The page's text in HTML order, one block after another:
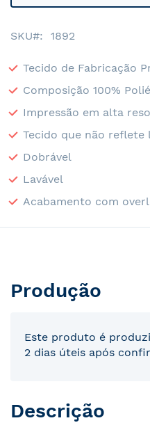
SKU 1892
Tecido de Fabricação
Composição 100%
Impressão em alta
Tecido que não reflete
Dobrável
Lavável
Acabamento com
Produção
Este produto é
2 dias úteis após
Descrição